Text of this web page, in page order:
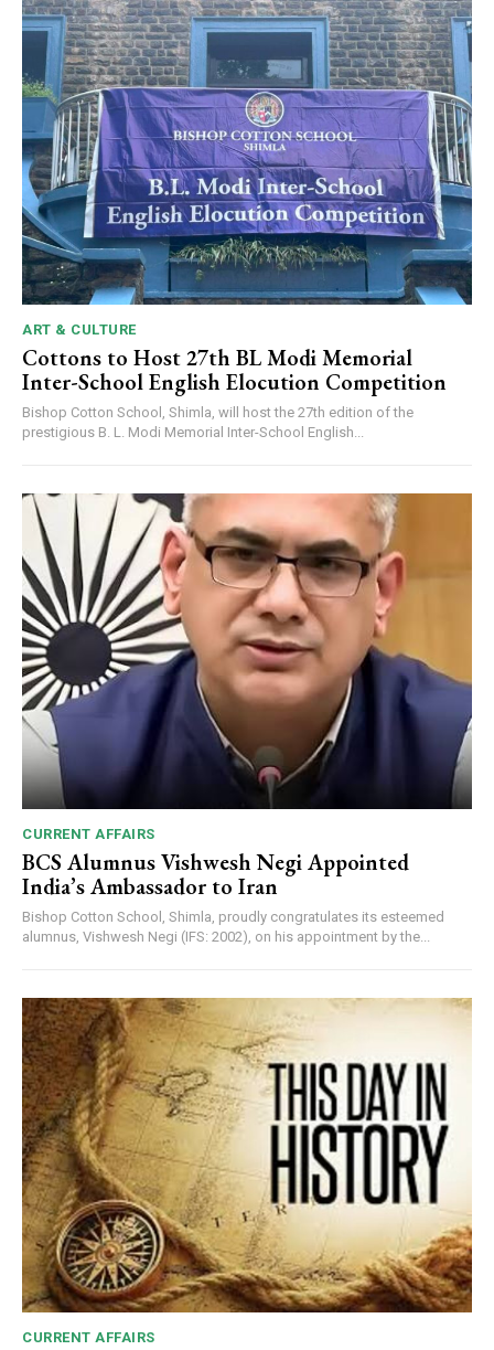
ART & CULTURE
Cottons to Host 27th BL Modi Memorial
Inter-School English Elocution Competition
Bishop Cotton School, Shimla, will host the 27th edition of the
prestigious B. L. Modi Memorial Inter-School English...
CURRENT AFFAIRS
BCS Alumnus Vishwesh Negi Appointed
India’s Ambassador to Iran
Bishop Cotton School, Shimla, proudly congratulates its esteemed
alumnus, Vishwesh Negi (IFS: 2002), on his appointment by the...
CURRENT AFFAIRS